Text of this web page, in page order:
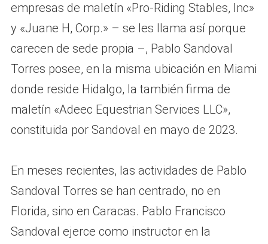
empresas de maletín «Pro-Riding Stables, Inc»
y «Juane H, Corp.» – se les llama así porque
carecen de sede propia –, Pablo Sandoval
Torres posee, en la misma ubicación en Miami
donde reside Hidalgo, la también firma de
maletín «Adeec Equestrian Services LLC»,
constituida por Sandoval en mayo de 2023.
En meses recientes, las actividades de Pablo
Sandoval Torres se han centrado, no en
Florida, sino en Caracas. Pablo Francisco
Sandoval ejerce como instructor en la